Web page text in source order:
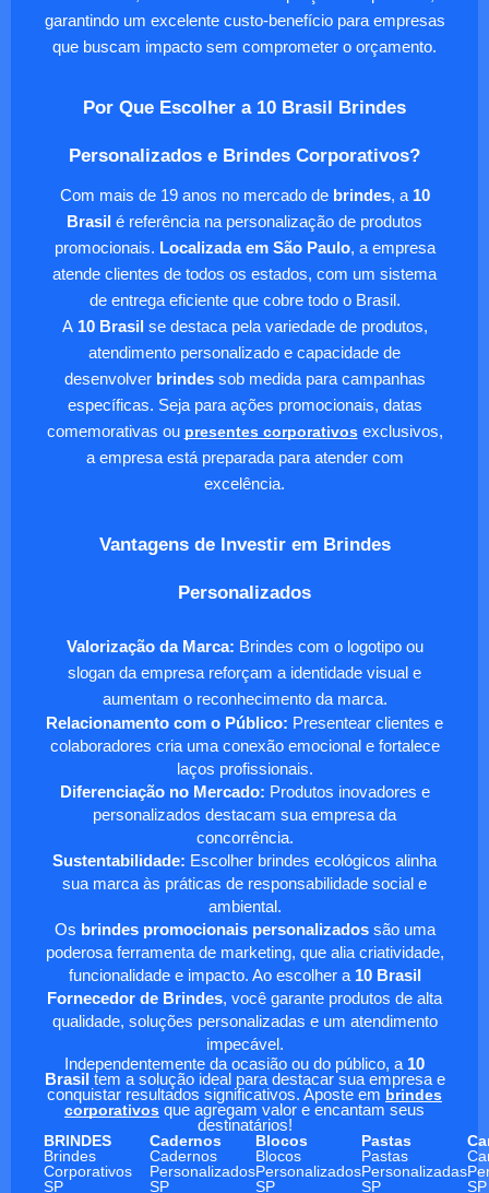
garantindo um excelente custo-benefício para empresas
que buscam impacto sem comprometer o orçamento.
Por Que Escolher a 10 Brasil Brindes
Personalizados e Brindes Corporativos?
Com mais de 19 anos no mercado de brindes, a 10
Brasil é referência na personalização de produtos
promocionais. Localizada em São Paulo, a empresa
atende clientes de todos os estados, com um sistema
de entrega eficiente que cobre todo o Brasil.
A10 Brasilse destaca pela variedade de produtos,
atendimento personalizado e capacidade de
desenvolver brindessob medida para campanhas
específicas. Seja para ações promocionais, datas
comemorativas ou presentes corporativosexclusivos,
a empresa está preparada para atender com
excelência.
Vantagens de Investir em Brindes
Personalizados
Valorização da Marca: Brindes com o logotipo ou
slogan da empresa reforçam a identidade visual e
aumentam o reconhecimento da marca.
Relacionamento com o Público: Presentear clientes e
colaboradores cria uma conexão emocional e fortalece
laços profissionais.
Diferenciação no Mercado: Produtos inovadores e
personalizados destacam sua empresa da
concorrência.
Sustentabilidade: Escolher brindes ecológicos alinha
sua marca às práticas de responsabilidade social e
ambiental.
Os brindes promocionais personalizadossão uma
poderosa ferramenta de marketing, que alia criatividade,
funcionalidade e impacto. Ao escolher a 10 Brasil
Fornecedor de Brindes, você garante produtos de alta
qualidade, soluções personalizadas e um atendimento
impecável.
Independentemente da ocasião ou do público, a 10
Brasil tem a solução ideal para destacar sua empresa e
conquistar resultados significativos. Aposte em brindes
corporativos que agregam valor e encantam seus
destinatários!
BRINDES
Cadernos Blocos Pastas
Brindes
Corporativos
SP
Cadernos
Personalizados
SP
Blocos
Personalizados
SP
Pastas
Personalizadas
SP
SP